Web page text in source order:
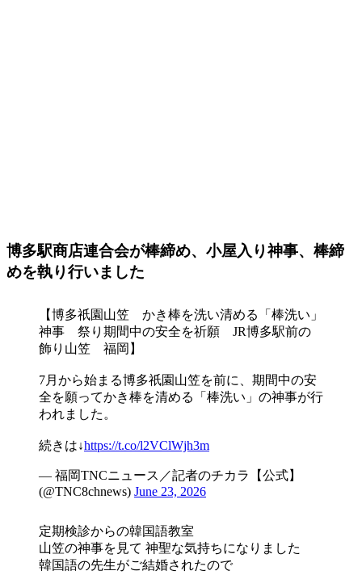
博多駅商店連合会が棒締め、小屋入り神事、棒締
めを執り行いました
【博多祇園山笠 かき棒を洗い清める「棒洗い」
神事 祭り期間中の安全を祈願 JR博多駅前の
飾り山笠 福岡】
7月から始まる博多祇園山笠を前に、期間中の安
全を願ってかき棒を清める「棒洗い」の神事が行
われました。
続きは↓https://t.co/l2VClWjh3m
— 福岡TNCニュース／記者のチカラ【公式】
(@TNC8chnews) June 23, 2026
定期検診からの韓国語教室
山笠の神事を見て 神聖な気持ちになりました
韓国語の先生がご結婚されたので